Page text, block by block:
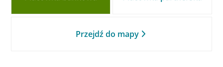
Przejdź do mapy